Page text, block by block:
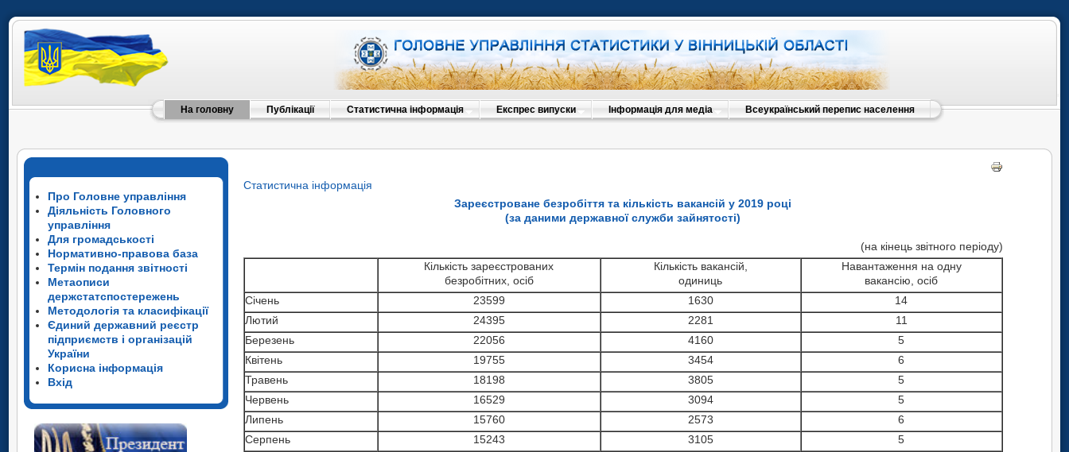
На головну Публікації Статистична інформація Експрес випуски Інформація для медіа Всеукраїнський перепис населення
Про Головне управління
Діяльність Головного
управління
Для громадськості
Нормативно-правова база
Термін подання звітності
Метаописи
держстатспостережень
Методологія та класифікації
Єдиний державний реєстр
підприємств і організацій
України
Корисна інформація
Вхід
Статистична інформація
Зареєстроване безробіття та кількість вакансій у 2019 році
(за даними державної служби зайнятості)
(на кінець звітного періоду)
Кількість зареєстрованих
безробітних, осіб
Кількість вакансій,
одиниць
Навантаження на одну
вакансію, осіб
Січень
23599 1630
14
Лютий
24395 2281
11
Березень
22056 4160
5
Квітень
19755 3454
6
Травень
18198 3805
5
Червень
16529 3094
5
Липень
15760 2573
6
Серпень
15243 3105
5